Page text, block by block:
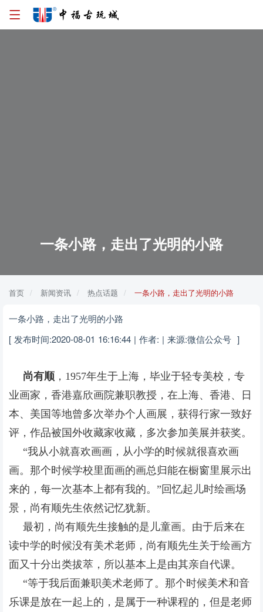
一条小路，走出了光明的小路
首页 新闻资讯 热点话题 一条小路，走出了光明的小路
一条小路，走出了光明的小路
[ 发布时间:2020-08-01 16:16:44 | 作者: | 来源:微信公众号 ]
尚有顺 ，1957年生于上海，毕业于轻专美校，专
业画家，香港嘉欣画院兼职教授，在上海、香港、日
本、美国等地曾多次举办个人画展，获得行家一致好
评，作品被国外收藏家收藏，多次参加美展并获奖。
“我从小就喜欢画画，从小学的时候就很喜欢画
画。那个时候学校里面画的画总归能在橱窗里展示出
来的，每一次基本上都有我的。”回忆起儿时绘画场
景，尚有顺先生依然记忆犹新。
最初，尚有顺先生接触的是儿童画。由于后来在
读中学的时候没有美术老师，尚有顺先生关于绘画方
面又十分出类拔萃，所以基本上是由其亲自代课。
“等于我后面兼职美术老师了。那个时候美术和音
乐课是放在一起上的，是属于一种课程的，但是老师